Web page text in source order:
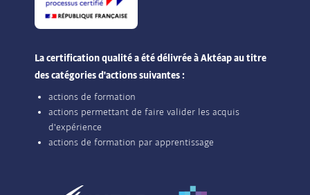
La certification qualité a été délivrée à Aktéap au titre
des catégories d'actions suivantes :
actions de formation
actions permettant de faire valider les acquis
d'expérience
actions de formation par apprentissage